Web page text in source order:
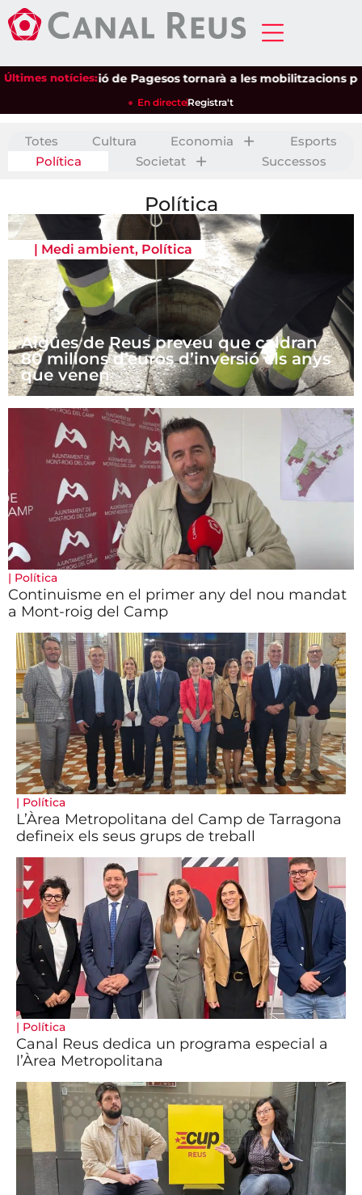
Últimes notícies:
Unió de Pagesos tornarà a les mobilitzacions per
En directeRegistra't
Totes Cultura Economia
Esports
Política
Societat Successos
Política
| Medi ambient, Política
Aigües de Reus preveu que caldran
80 milions d’euros d’inversió els anys
que venen
| Política
Continuisme en el primer any del nou mandat
a Mont-roig del Camp
| Política
L’Àrea Metropolitana del Camp de Tarragona
defineix els seus grups de treball
| Política
Canal Reus dedica un programa especial a
l’Àrea Metropolitana